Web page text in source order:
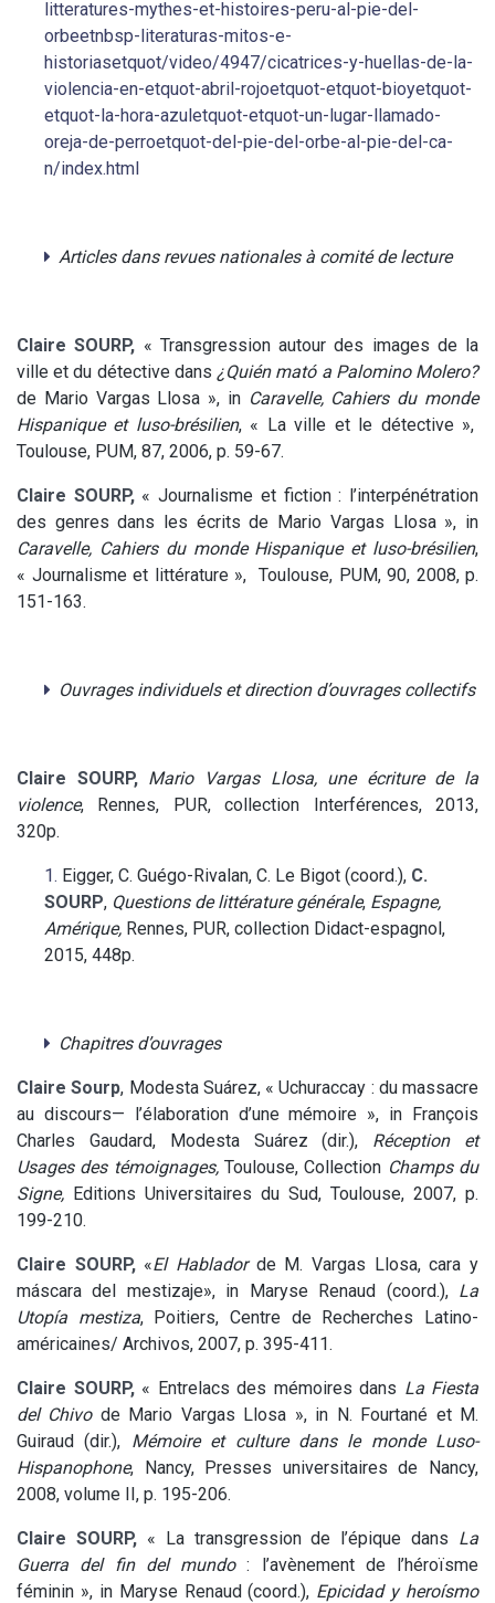
litteratures-mythes-et-histoires-peru-al-pie-del-
orbeetnbsp-literaturas-mitos-e-
historiasetquot/video/4947/cicatrices-y-huellas-de-la-
violencia-en-etquot-abril-rojoetquot-etquot-bioyetquot-
etquot-la-hora-azuletquot-etquot-un-lugar-llamado-
oreja-de-perroetquot-del-pie-del-orbe-al-pie-del-ca-
n/index.html
Articles dans revues nationales à comité de lecture
Claire SOURP, « Transgression autour des images de la
ville et du détective dans¿Quién mató a Palomino Molero?
de Mario Vargas Llosa », in Caravelle, Cahiers du monde
Hispanique et luso-brésilien, « La ville et le détective »,
Toulouse, PUM, 87, 2006, p. 59-67.
Claire SOURP,« Journalisme et fiction : l’interpénétration
des genres dans les écrits de Mario Vargas Llosa », in
Caravelle, Cahiers du monde Hispanique et luso-brésilien,
« Journalisme et littérature », Toulouse, PUM, 90, 2008, p.
151-163.
Ouvrages individuels et direction d’ouvrages collectifs
Claire SOURP, Mario Vargas Llosa, une écriture de la
violence, Rennes, PUR, collection Interférences, 2013,
320p.
Eigger, C. Guégo-Rivalan, C. Le Bigot (coord.), C.
SOURP, Questions de littérature générale, Espagne,
Amérique, Rennes, PUR, collection Didact-espagnol,
2015, 448p.
Chapitres d’ouvrages
Claire Sourp, Modesta Suárez, « Uchuraccay : du massacre
au discours— l’élaboration d’une mémoire », in François
Charles Gaudard, Modesta Suárez (dir.), Réception et
Usages des témoignages, Toulouse, Collection Champs du
Signe, Editions Universitaires du Sud, Toulouse, 2007, p.
199-210.
Claire SOURP,«El Habladorde M. Vargas Llosa, cara y
máscara del mestizaje», in Maryse Renaud (coord.), La
Utopía mestiza, Poitiers, Centre de Recherches Latino-
américaines/ Archivos, 2007, p. 395-411.
Claire SOURP,« Entrelacs des mémoires dans La Fiesta
del Chivode Mario Vargas Llosa », in N. Fourtané et M.
Guiraud (dir.), Mémoire et culture dans le monde Luso-
Hispanophone, Nancy, Presses universitaires de Nancy,
2008, volume II, p. 195-206.
Claire SOURP,« La transgression de l’épique dans La
Guerra del fin del mundo: l’avènement de l’héroïsme
féminin », in Maryse Renaud (coord.), Epicidad y heroísmo